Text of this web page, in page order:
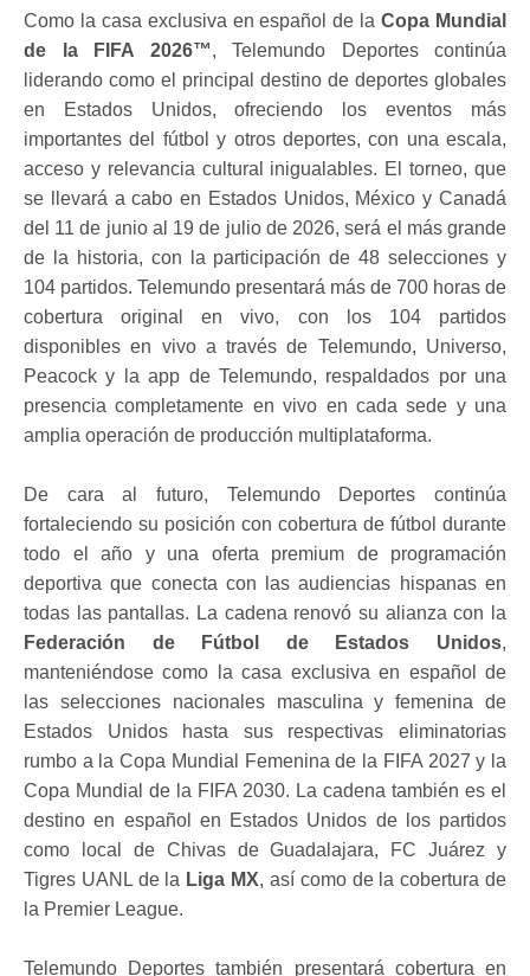
Como la casa exclusiva en español de laCopa Mundial
de la FIFA 2026™, Telemundo Deportes continúa
liderando como el principal destino de deportes globales
en Estados Unidos, ofreciendo los eventos más
importantes del fútbol y otros deportes, con una escala,
acceso y relevancia cultural inigualables. El torneo, que
se llevará a cabo en Estados Unidos, México y Canadá
del 11 de junio al 19 de julio de 2026, será el más grande
de la historia, con la participación de 48 selecciones y
104 partidos. Telemundo presentará más de 700 horas de
cobertura original en vivo, con los 104 partidos
disponibles en vivo a través de Telemundo, Universo,
Peacock y la app de Telemundo, respaldados por una
presencia completamente en vivo en cada sede y una
amplia operación de producción multiplataforma.
De cara al futuro, Telemundo Deportes continúa
fortaleciendo su posición con cobertura de fútbol durante
todo el año y una oferta premium de programación
deportiva que conecta con las audiencias hispanas en
todas las pantallas. La cadena renovó su alianza con la
Federación de Fútbol de Estados Unidos,
manteniéndose como la casa exclusiva en español de
las selecciones nacionales masculina y femenina de
Estados Unidos hasta sus respectivas eliminatorias
rumbo a la Copa Mundial Femenina de la FIFA 2027 y la
Copa Mundial de la FIFA 2030. La cadena también es el
destino en español en Estados Unidos de los partidos
como local de Chivas de Guadalajara, FC Juárez y
Tigres UANL de la Liga MX, así como de la cobertura de
la Premier League.
Telemundo Deportes también presentará cobertura en